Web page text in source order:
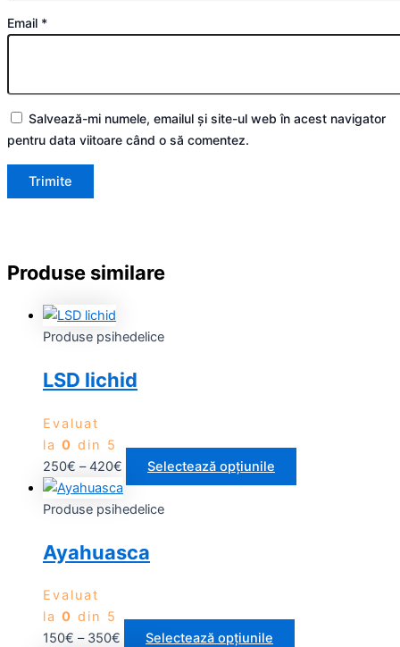
Email *
Salvează-mi numele, emailul și site-ul web în acest navigator
pentru data viitoare când o să comentez.
Produse similare
Produse psihedelice
LSD lichid
Evaluat
la 0 din 5
250€ – 420€ Selectează opțiunile
Produse psihedelice
Ayahuasca
Evaluat
la 0 din 5
150€ – 350€ Selectează opțiunile